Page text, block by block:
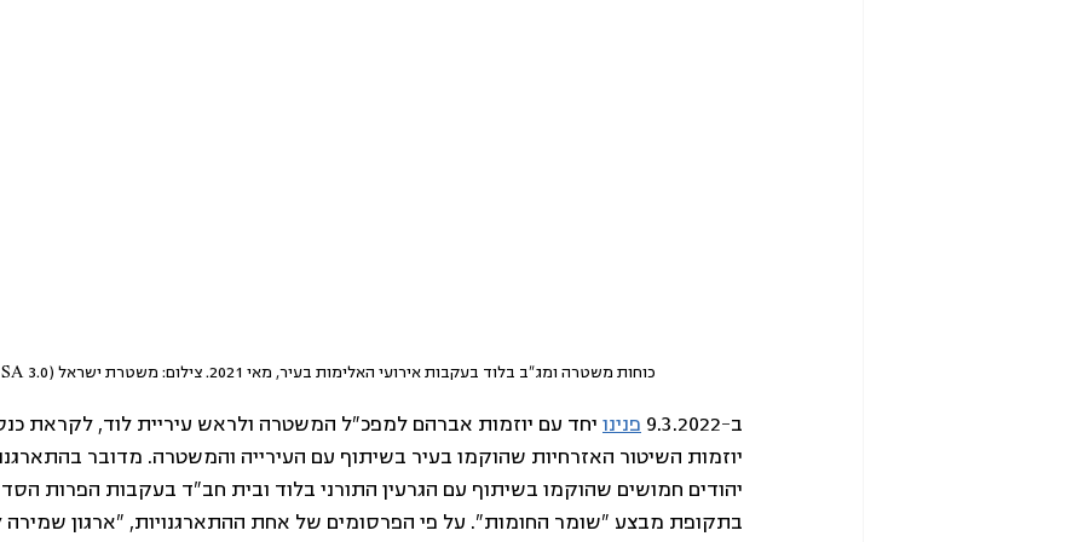
כוחות משטרה ומג"ב בלוד בעקבות אירועי האלימות בעיר, מאי 2021. צילום: משטרת ישראל (CC BY-SA 3.0)
ב-9.3.2022 פנינו יחד עם יוזמות אברהם למפכ"ל המשטרה ולראש עיריית לוד, לקראת
יוזמות השיטור האזרחיות שהוקמו בעיר בשיתוף עם העירייה והמשטרה. מדובר
יהודים חמושים שהוקמו בשיתוף עם הגרעין התורני בלוד ובית חב"ד בעקבות הפרות
בתקופת מבצע "שומר החומות". על פי הפרסומים של אחת ההתארגנויות, "ארגון שמירה